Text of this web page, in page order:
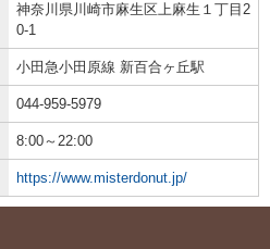
神奈川県川崎市麻生区上麻生１丁目2
0-1
小田急小田原線 新百合ヶ丘駅
044-959-5979
8:00～22:00
https://www.misterdonut.jp/